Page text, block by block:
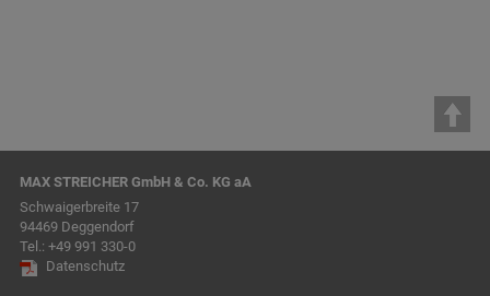
MAX STREICHER GmbH & Co. KG aA
Schwaigerbreite 17
94469 Deggendorf
Tel.: +49 991 330-0
Datenschutz